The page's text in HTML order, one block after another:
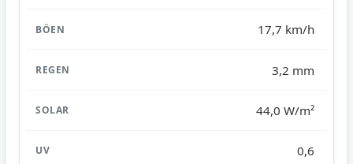
17,7 km/h
3,2 mm
44,0 W/m²
0,6